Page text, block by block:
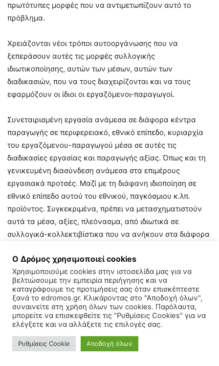
πρωτότυπες μορφές που να αντιμετωπίζουν αυτό το
πρόβλημα.
Χρειάζονται νέοι τρόποι αυτοοργάνωσης που να
ξεπεράσουν αυτές τις μορφές συλλογικής
ιδιωτικοποίησης, αυτών των μέσων, αυτών των
διαδικασιών, που να τους διαχειρίζονται και να τους
εφαρμόζουν οι ίδιοι οι εργαζόμενοι-παραγωγοί.
Συνεταιρισμένη εργασία ανάμεσα σε διάφορα κέντρα
παραγωγής σε περιφερειακό, εθνικό επίπεδο, κυριαρχία
του εργαζόμενου-παραγωγού μέσα σε αυτές τις
διαδικασίες εργασίας και παραγωγής αξίας. Όπως και τη
γενικευμένη διασύνδεση ανάμεσα στα επιμέρους
εργασιακά προτσές. Μαζί με τη διάφανη ιδιοποίηση σε
εθνικό επίπεδο αυτού του εθνικού, παγκόσμιου κ.λπ.
προϊόντος. Συγκεκριμένα, πρέπει να μετασχηματιστούν
αυτά τα μέσα, αξίες, πλεόνασμα, από ιδιωτικά σε
συλλογικά-κολλεκτιβίστικα που να ανήκουν στα διάφορα
Όπως η διεθνής κοινότητα ελεύθερων ανθρώπων
έχει ανάγκη από την ελεύθερη ανάπτυξη του ατόμου,
η κοινότητα που σέβεται τη σχέση ανθρώπου-φύσης,
που επιτρέπει την αναπαραγωγή της ζωής σε όλες
της τις μορφές, συμπεριλαμβανομένης και της
ανθρώπινης ζωής, προτείνει μια νέα σχέση του
Ο Δρόμος χρησιμοποιεί cookies
Χρησιμοποιούμε cookies στην ιστοσελίδα μας για να
βελτιώσουμε την εμπειρία περιήγησης και να
καταγράφουμε τις προτιμήσεις σας όταν επισκέπτεστε
ξανά το edromos.gr. Κλικάροντας στο "Αποδοχή όλων",
συναινείτε στη χρήση όλων των cookies. Παρόλαυτα,
μπορείτε να επισκεφθείτε τις "Ρυθμίσεις Cookies" για να
ελέγξετε και να αλλάξετε τις επιλογές σας.
Ρυθμίσεις Cookie Αποδοχή όλων